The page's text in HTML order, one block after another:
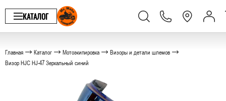
КАТАЛОГ
Главная Каталог Мотоэкипировка
Визоры и детали шлемов
Визор HJC HJ-47 Зеркальный синий